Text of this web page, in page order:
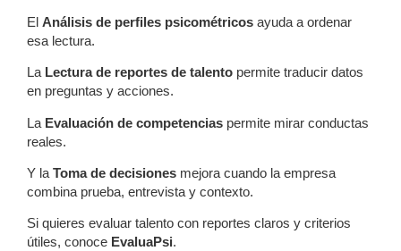
El Análisis de perfiles psicométricos ayuda a ordenar
esa lectura.
La Lectura de reportes de talento permite traducir datos
en preguntas y acciones.
La Evaluación de competencias permite mirar conductas
reales.
Y la Toma de decisiones mejora cuando la empresa
combina prueba, entrevista y contexto.
Si quieres evaluar talento con reportes claros y criterios
útiles, conoce EvaluaPsi.